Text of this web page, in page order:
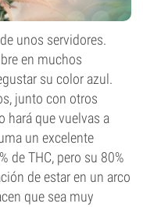
unos servidores.
en muchos
su color azul.
junto con otros
hará que vuelvas a
un excelente
de THC, pero su 80%
de estar en un arco
que sea muy